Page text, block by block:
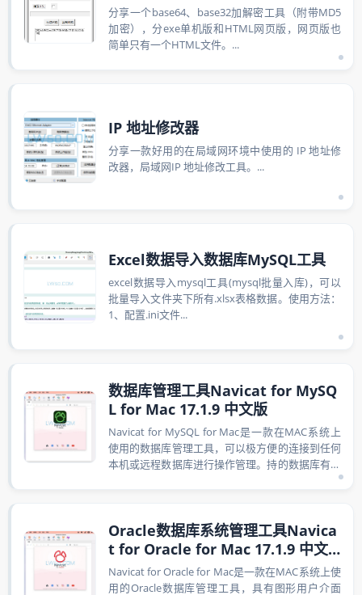
分享一个base64、base32加解密工具（附带MD5
加密），分exe单机版和HTML网页版，网页版也
简单只有一个HTML文件。...
IP 地址修改器
分享一款好用的在局域网环境中使用的 IP 地址修
改器，局域网IP 地址修改工具。...
Excel数据导入数据库MySQL工具
excel数据导入mysql工具(mysql批量入库)，可以
批量导入文件夹下所有.xlsx表格数据。使用方法：
1、配置.ini文件...
数据库管理工具Navicat for MySQ
L for Mac 17.1.9 中文版
Navicat for MySQL for Mac是一款在MAC系统上
使用的数据库管理工具，可以极方便的连接到任何
本机或远程数据库进行操作管理。持的数据库有：
Oracle数据库系统管理工具Navica
t for Oracle for Mac 17.1.9 中文
版
Navicat for Oracle for Mac是一款在MAC系统上使
用的Oracle数据库管理工具，具有图形用户介面